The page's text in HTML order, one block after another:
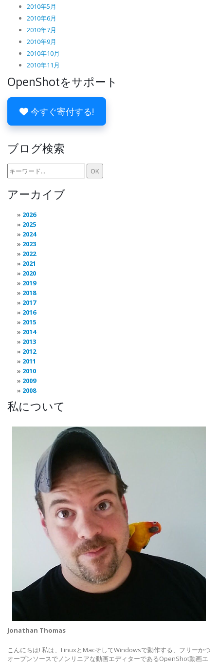
2010年5月
2010年6月
2010年7月
2010年9月
2010年10月
2010年11月
OpenShotをサポート
今すぐ寄付する!
ブログ検索
アーカイブ
2026
2025
2024
2023
2022
2021
2020
2019
2018
2017
2016
2015
2014
2013
2012
2011
2010
2009
2008
私について
Jonathan Thomas
こんにちは! 私は、LinuxとMacそしてWindowsで動作する、フリーかつ
オープンソースでノンリニアな動画エディターであるOpenShot動画エ